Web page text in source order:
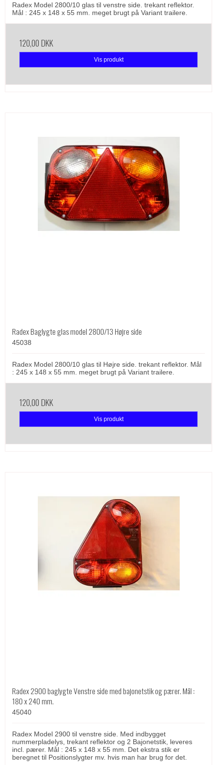
Radex Model 2800/10 glas til venstre side. trekant reflektor.
Mål : 245 x 148 x 55 mm. meget brugt på Variant trailere.
120,00 DKK
Vis produkt
Radex Baglygte glas model 2800/13 Højre side
45038
Radex Model 2800/10 glas til Højre side. trekant reflektor. Mål
: 245 x 148 x 55 mm. meget brugt på Variant trailere.
120,00 DKK
Vis produkt
Radex 2900 baglygte Venstre side med bajonetstik og pærer. Mål :
180 x 240 mm.
45040
Radex Model 2900 til venstre side. Med indbygget
nummerpladelys, trekant reflektor og 2 Bajonetstik, leveres
incl. pærer. Mål : 245 x 148 x 55 mm. Det ekstra stik er
beregnet til Positionslygter mv. hvis man har brug for det.